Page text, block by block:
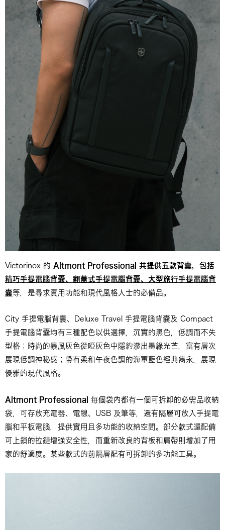
Victorinox 的 Altmont Professional 共提供五款背囊，包括
精巧手提電腦背囊、翻蓋式手提電腦背囊、大型旅行手提電腦背
囊等，是尋求實用功能和現代風格人士的必備品。
City 手提電腦背囊、Deluxe Travel 手提電腦背囊及 Compact
手提電腦背囊均有三種配色以供選擇，沉實的黑色，低調而不失
型格；時尚的暴風灰色從啞灰色中隱約滲出墨綠光芒，富有層次
展現低調神秘感；帶有柔和午夜色調的海軍藍色經典雋永，展現
優雅的現代風格。
Altmont Professional 每個袋內都有一個可拆卸的必需品收納
袋，可存放充電器、電線、USB 及筆等，還有隔層可放入手提電
腦和平板電腦，提供實用且多功能的收納空間。部分款式還配備
可上鎖的拉鏈增強安全性，而重新改良的背板和肩帶則增加了用
家的舒適度。某些款式的前隔層配有可拆卸的多功能工具。